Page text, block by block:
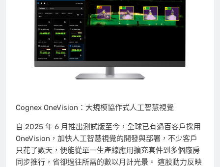
Cognex OneVision：大規模協作式人工智慧視覺
自 2025 年 6 月推出測試版至今，全球已有過百客戶採用
OneVision，加快人工智慧視覺的開發與部署，不少客戶
只花了數天，便能從單一生產線應用擴充套件到多個廠房
同步推行，省卻過往所需的數以月計光景。 這股動力反映